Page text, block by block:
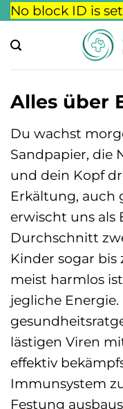
Zum
springen
No block ID is set
Alles über
Du wachst
Sandpapier, die
und dein Kopf
Erkältung, auch
erwischt uns als
Durchschnitt
Kinder sogar bis
meist harmlos
jegliche
lästigen Viren
effektiv
Immunsystem
Festung